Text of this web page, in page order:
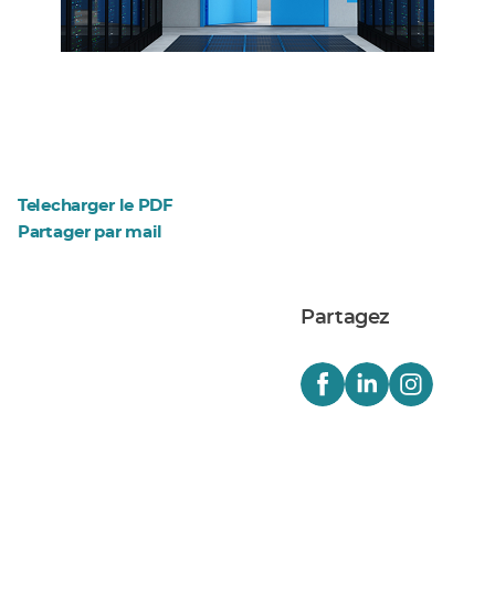
Telecharger le PDF
Partager par mail
Partagez